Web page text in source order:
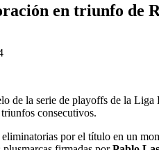
en triunfo de
de la serie de playoffs de la
consecutivos.
por el título en un